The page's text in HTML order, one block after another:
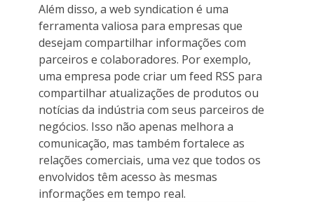
Além disso, a web syndication é uma
ferramenta valiosa para empresas que
desejam compartilhar informações com
parceiros e colaboradores. Por exemplo,
uma empresa pode criar um feed RSS para
compartilhar atualizações de produtos ou
notícias da indústria com seus parceiros de
negócios. Isso não apenas melhora a
comunicação, mas também fortalece as
relações comerciais, uma vez que todos os
envolvidos têm acesso às mesmas
informações em tempo real.